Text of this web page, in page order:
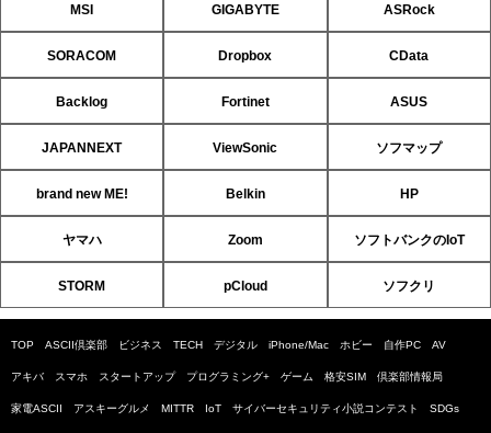
MSI GIGABYTE ASRock
SORACOM Dropbox CData
Backlog Fortinet ASUS
JAPANNEXT ViewSonic ソフマップ
brand new ME! Belkin HP
ヤマハ Zoom ソフトバンクのIoT
STORM pCloud ソフクリ
TOP ASCII倶楽部 ビジネス TECH デジタル iPhone/Mac ホビー 自作PC AV
アキバ スマホ スタートアップ プログラミング+ ゲーム 格安SIM 倶楽部情報局
家電ASCII アスキーグルメ MITTR IoT サイバーセキュリティ小説コンテスト SDGs